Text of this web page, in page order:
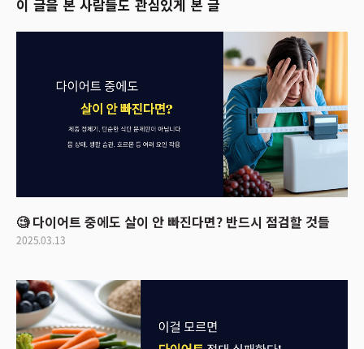
이 글을 본 사람들도 관심있게 본 글
🧐 다이어트 중에도 살이 안 빠진다면? 반드시 점검할 것들
2025.03.13